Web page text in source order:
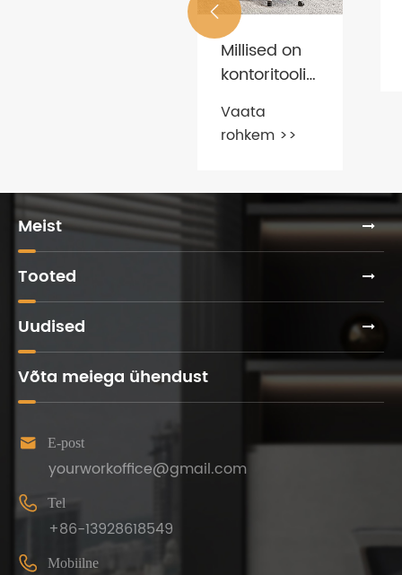
Millised on
kontoritoolide
tavaliselt
kasutatavad
Vaata
rohkem >>

Meist
Tooted
Uudised
Võta meiega ühendust
 E-post
yourworkoffice@gmail.com
 Tel
+86-13928618549
 Mobiilne